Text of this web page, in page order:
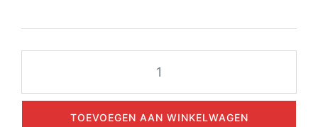
aantal
TOEVOEGEN AAN WINKELWAGEN